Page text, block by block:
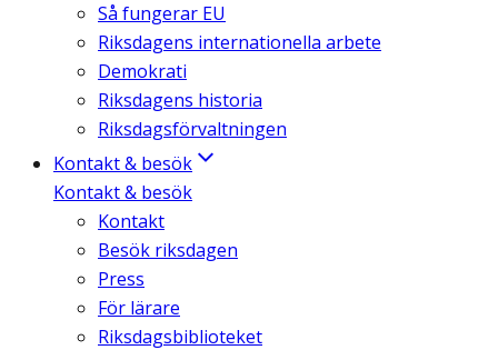
Så fungerar EU
Riksdagens internationella arbete
Demokrati
Riksdagens historia
Riksdagsförvaltningen
Kontakt & besök
Kontakt & besök
Kontakt
Besök riksdagen
Press
För lärare
Riksdagsbiblioteket